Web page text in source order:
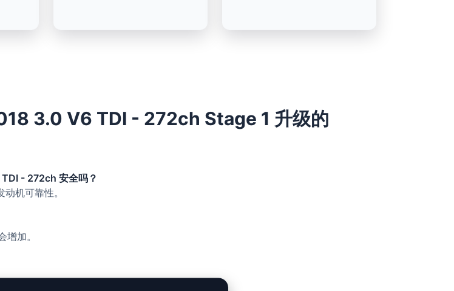
3.0 V6 TDI - 272ch Stage 1 升级的
- 272ch 安全吗？
机可靠性。
加。